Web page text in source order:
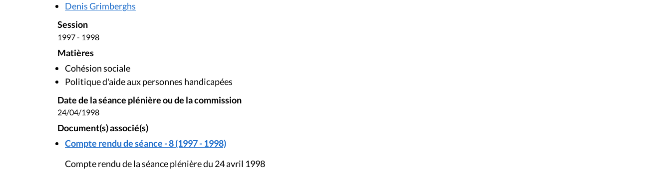
Denis Grimberghs
Session
1997 - 1998
Matières
Cohésion sociale
Politique d'aide aux personnes handicapées
Date de la séance plénière ou de la commission
24/04/1998
Document(s) associé(s)
Compte rendu de séance - 8 (1997 - 1998)
Compte rendu de la séance plénière du 24 avril 1998